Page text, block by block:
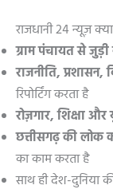
राजधानी 24 न्यूज़
ग्राम पंचायत से
राजनीति,
रिपोर्टिंग करता है
रोज़गार, शिक्षा और
छत्तीसगढ़ की लोक
का काम करता है
साथ ही देश-दुनिया